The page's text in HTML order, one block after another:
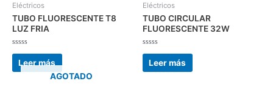
Eléctricos
TUBO FLUORESCENTE T8
LUZ FRIA
Valorado
con
de
Leer más
Eléctricos
TUBO CIRCULAR
FLUORESCENTE 32W
Valorado
con
de
Leer más
AGOTADO